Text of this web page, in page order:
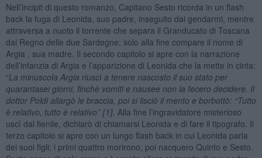
Nell’incipit di questo romanzo, Capitano Sesto ricorda in un flash
back la fuga di Leonida, suo padre, inseguito dai gendarmi, mentre
attraversa a nuoto il torrente che separa il Granducato di Toscana
dal Regno delle due Sardegne; solo alla fine compare il nome di
Argia , sua madre. Il secondo capitolo si apre con la narrazione
dell’infanzia di Argia e l’apparizione di Leonida che la mette in cinta:
“La minuscola Argia riuscì a tenere nascosto il suo stato per
quarantasei giorni, finchè vomiti e nausee non la fecero decidere. Il
dottor Poldi allargò le braccia, poi si lisciò il mento e borbottò: “Tutto
è relativo, tutto è relativo” [1]. Alla fine l’ingravidatore misterioso
uscì dal fienile, dichiarò di chiamarsi Leonida e di fare il tipografo. Il
terzo capitolo si apre con un lungo flash back in cui Leonida parla
dei suoi figli; i primi quattro morirono, poi nacquero Quinto e Sesto.